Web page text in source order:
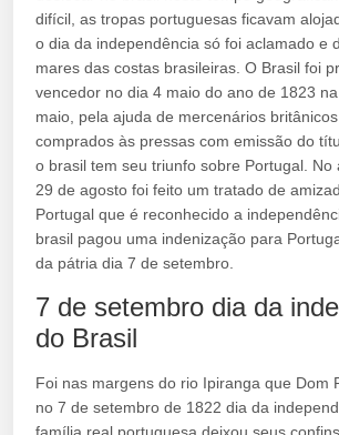
difícil, as tropas portuguesas ficavam
o dia da independência só foi aclamado e
mares das costas brasileiras. O Brasil foi
vencedor no dia 4 maio do ano de 1823
maio, pela ajuda de mercenários
comprados às pressas com emissão do
o brasil tem seu triunfo sobre Portugal. No
29 de agosto foi feito um tratado de
Portugal que é reconhecido a
brasil pagou uma indenização para
da pátria dia 7 de setembro.
7 de setembro dia da
do Brasil
Foi nas margens do rio Ipiranga que Dom
no 7 de setembro de 1822 dia da